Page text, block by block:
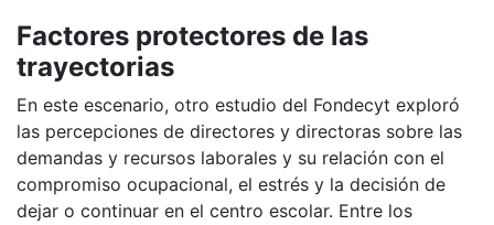
Factores protectores de las
trayectorias
En este escenario, otro estudio del Fondecyt exploró
las percepciones de directores y directoras sobre las
demandas y recursos laborales y su relación con el
compromiso ocupacional, el estrés y la decisión de
dejar o continuar en el centro escolar. Entre los